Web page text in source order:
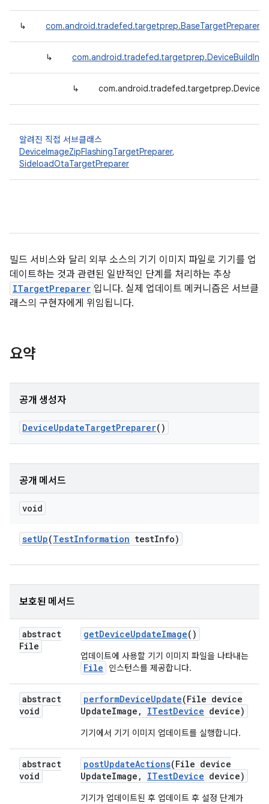
↳ com.android.tradefed.targetprep.BaseTargetPreparer
↳
↳
알려진 직접 서브클래스
DeviceImageZipFlashingTargetPreparer,
SideloadOtaTargetPreparer
빌드 서비스와 달리 외부 소스의 기기 이미지 파일로 기기를 업
데이트하는 것과 관련된 일반적인 단계를 처리하는 추상
ITargetPreparer 입니다. 실제 업데이트 메커니즘은 서브클
래스의 구현자에게 위임됩니다.
요약
공개 생성자
DeviceUpdateTargetPreparer()
공개 메서드
void
setUp(TestInformation testInfo)
보호된 메서드
abstract
File
getDeviceUpdateImage()
업데이트에 사용할 기기 이미지 파일을 나타내는
File 인스턴스를 제공합니다.
abstract
void
performDeviceUpdate(File device
UpdateImage , ITestDevice device)
기기에서 기기 이미지 업데이트를 실행합니다.
abstract
void
postUpdateActions(File device
UpdateImage , ITestDevice device)
기기가 업데이트된 후 업데이트 후 설정 단계가